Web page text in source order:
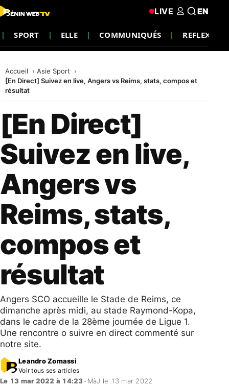
SPORT ELLE COMMUNIQUÉS REFLEXION
LIVE EN
Accueil
Asie Sport
[En Direct] Suivez en live, Angers vs Reims, stats, compos et
résultat
[En Direct]
Suivez en live,
Angers vs
Reims, stats,
compos et
résultat
Angers SCO accueille le Stade de Reims, ce
dimanche après midi, au stade Raymond-Kopa,
dans le cadre de la 28ème journée de Ligue 1.
Une rencontre o suivre en direct commenté sur
notre site.
Leandro Zomassi
Voir tous ses articles
Le 13 mar 2022 à 14:23• MàJ le 13 mar 2022